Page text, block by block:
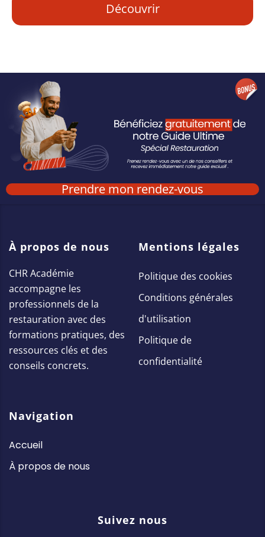
Découvrir
Prendre mon rendez-vous
À propos de nous
CHR Académie
accompagne les
professionnels de la
restauration avec des
formations pratiques, des
ressources clés et des
conseils concrets.
Mentions légales
Politique des cookies
Conditions générales
d'utilisation
Politique de
confidentialité
Navigation
Accueil
À propos de nous
Suivez nous